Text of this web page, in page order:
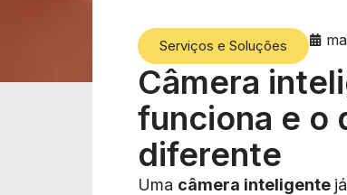
Serviços e Soluções
Câmera
funciona e o
diferente
Uma câmera inteligente